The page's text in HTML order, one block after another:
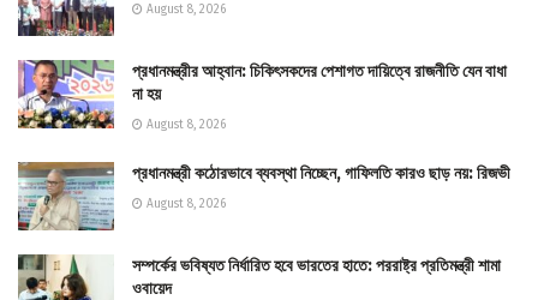
August 8, 2026
প্রধানমন্ত্রীর আহ্বান: চিকিৎসকদের পেশাগত দায়িত্বে রাজনীতি যেন বাধা
না হয়
August 8, 2026
প্রধানমন্ত্রী কঠোরভাবে ব্যবস্থা নিচ্ছেন, গাফিলতি কারও ছাড় নয়: রিজভী
August 8, 2026
সম্পর্কের ভবিষ্যত নির্ধারিত হবে ভারতের হাতে: পররাষ্ট্র প্রতিমন্ত্রী শামা
ওবায়েদ